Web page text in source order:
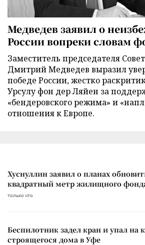
Медведев заявил о
России вопреки словам
Заместитель председателя
Дмитрий Медведев выразил
победе России, жестко
Урсулу фон дер Ляйен за
«бендеровского режима» и
отношения к Европе.
Хуснуллин заявил о планах
квадратный метр жилищного
только что
Беспилотник задел кран и упал на
строящегося дома в Уфе